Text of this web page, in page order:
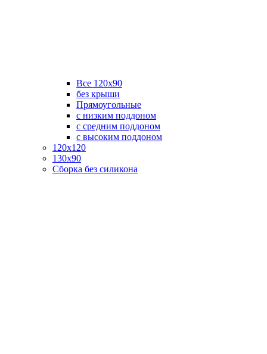
Все 120х90
без крыши
Прямоугольные
с низким поддоном
с средним поддоном
с высоким поддоном
120х120
130х90
Сборка без силикона